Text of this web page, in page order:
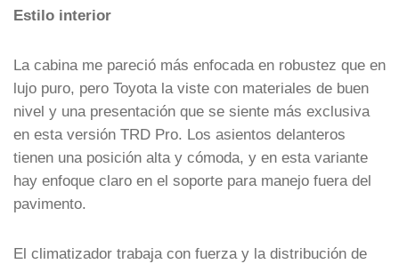
Estilo interior
La cabina me pareció más enfocada en robustez que en
lujo puro, pero Toyota la viste con materiales de buen
nivel y una presentación que se siente más exclusiva
en esta versión TRD Pro. Los asientos delanteros
tienen una posición alta y cómoda, y en esta variante
hay enfoque claro en el soporte para manejo fuera del
pavimento.
El climatizador trabaja con fuerza y la distribución de